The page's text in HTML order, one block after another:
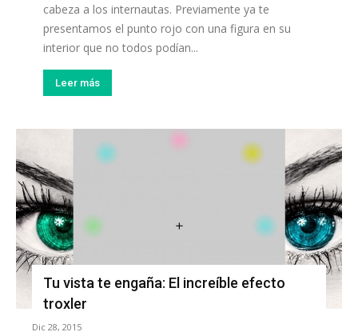
cabeza a los internautas. Previamente ya te
presentamos el punto rojo con una figura en su
interior que no todos podían...
Leer más
Tu vista te engaña: El increíble efecto
troxler
Dic 28, 2015